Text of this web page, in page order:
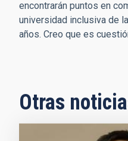
encontrarán puntos en
universidad inclusiva de
años. Creo que es
Otras